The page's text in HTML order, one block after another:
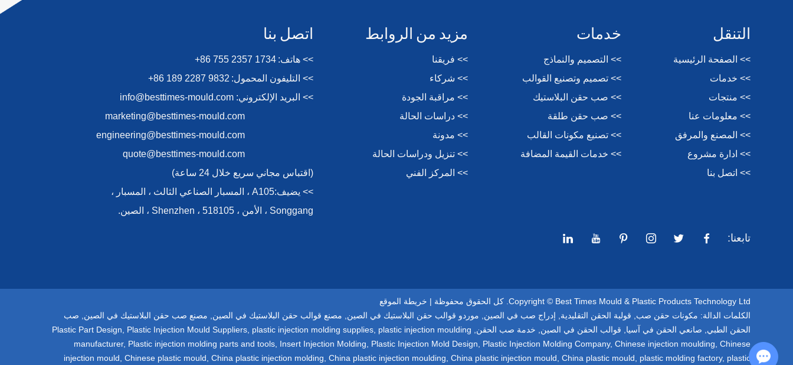
التنقل
>> الصفحة الرئيسية
>> خدمات
>> منتجات
>> معلومات عنا
>> المصنع والمرفق
>> ادارة مشروع
>> اتصل بنا
خدمات
>> التصميم والنماذج
>> تصميم وتصنيع القوالب
>> صب حقن البلاستيك
>> صب حقن طلقة
>> تصنيع مكونات القالب
>> خدمات القيمة المضافة
مزيد من الروابط
>> فريقنا
>> شركاء
>> مراقبة الجودة
>> دراسات الحالة
>> مدونة
>> تنزيل ودراسات الحالة
>> المركز الفني
اتصل بنا
>> هاتف: +86 755 2357 1734
>> التليفون المحمول: +86 189 2287 9832
>> البريد الإلكتروني:info@besttimes-mould.com
marketing@besttimes-mould.com
engineering@besttimes-mould.com
quote@besttimes-mould.com
(اقتباس مجاني سريع خلال 24 ساعة)
>> يضيف:A105 ، المسبار الصناعي الثالث ، المسبار ،
Songgang ، الأمن ، Shenzhen ، 518105 ، الصين.
تابعنا:
Copyright © Best Times Mould & Plastic Products Technology Ltd. كل الحقوق محفوظة |
خريطة الموقع
الكلمات الدالة: مكونات حقن صب قولبة الحقن التقليدية إدراج صب في الصين موردو قوالب حقن البلاستيك في الصين مصنع قوالب حقن البلاستيك في الصين مصنع صب حقن البلاستيك في الصين
صب
الحقن الطبي
صانعي الحقن في آسيا قوالب الحقن في الصين خدمة صب الحقن Plastic Part Design Plastic Injection Mould Suppliers plastic injection molding supplies plastic injection moulding
manufacturer, Plastic injection molding parts and tools Insert Injection Molding Plastic Injection Mold Design Plastic Injection Molding Company, Chinese injection moulding Chinese
injection mould Chinese plastic mould China plastic injection molding China plastic injection moulding China plastic injection mould China plastic mould plastic molding factory, plastic
Chat with Us